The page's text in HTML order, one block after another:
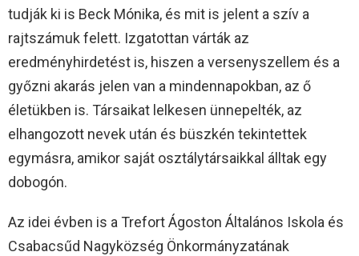
tudják ki is Beck Mónika, és mit is jelent a szív a
rajtszámuk felett. Izgatottan várták az
eredményhirdetést is, hiszen a versenyszellem és a
győzni akarás jelen van a mindennapokban, az ő
életükben is. Társaikat lelkesen ünnepelték, az
elhangozott nevek után és büszkén tekintettek
egymásra, amikor saját osztálytársaikkal álltak egy
dobogón.
Az idei évben is a Trefort Ágoston Általános Iskola és
Csabacsűd Nagyközség Önkormányzatának